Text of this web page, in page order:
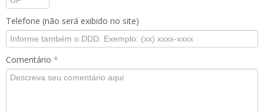
Telefone (não será exibido no site)
Comentário *